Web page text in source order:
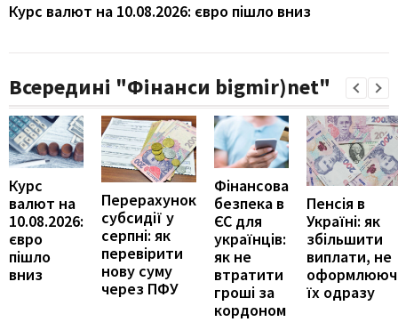
Курс валют на 10.08.2026: євро пішло вниз
Всередині "Фінанси bigmir)net"
Курс
валют на
10.08.2026:
євро
пішло
вниз
Перерахунок
субсидії у
серпні: як
перевірити
нову суму
через ПФУ
Фінансова
безпека в
ЄС для
українців:
як не
втратити
гроші за
кордоном
Пенсія в
Україні: як
збільшити
виплати, не
їх одразу